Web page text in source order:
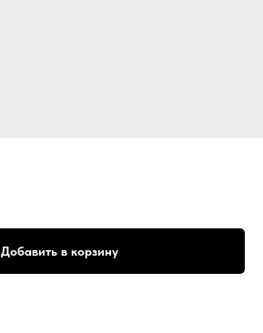
Добавить в корзину